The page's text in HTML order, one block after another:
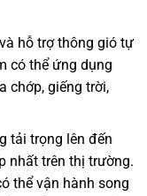
hỗ trợ thông gió tự
có thể ứng dụng
chớp, giếng trời,
tải trọng lên đến
nhất trên thị trường.
thể vận hành song